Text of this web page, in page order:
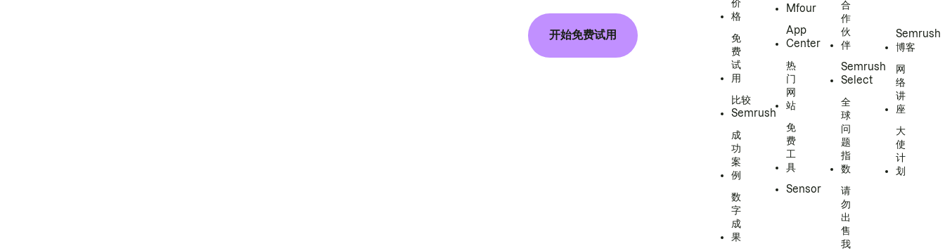
开始免费试用
价
格
免
费
试
用
比较
Semrush
成
功
案
例
数
字
成
果
Mfour
App
Center
热
门
网
站
免
费
工
具
Sensor
合
作
伙
伴
Semrush
Select
全
球
问
题
指
数
请
勿
出
售
我
Semrush
博客
网
络
讲
座
大
使
计
划